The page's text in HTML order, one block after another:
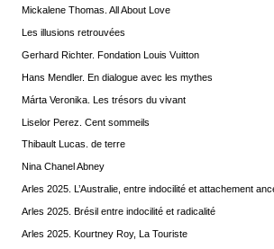
Mickalene Thomas. All About Love
Les illusions retrouvées
Gerhard Richter. Fondation Louis Vuitton
Hans Mendler. En dialogue avec les mythes
Márta Veronika. Les trésors du vivant
Liselor Perez. Cent sommeils
Thibault Lucas. de terre
Nina Chanel Abney
Arles 2025. L’Australie, entre indocilité et attachement
Arles 2025. Brésil entre indocilité et radicalité
Arles 2025. Kourtney Roy, La Touriste